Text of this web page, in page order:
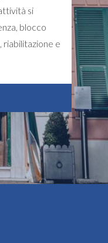
si
blocco
e